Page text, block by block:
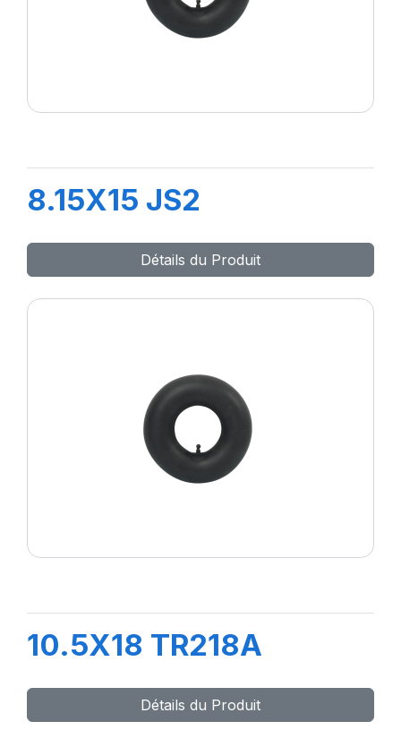
8.15X15 JS2
Détails du Produit
10.5X18 TR218A
Détails du Produit